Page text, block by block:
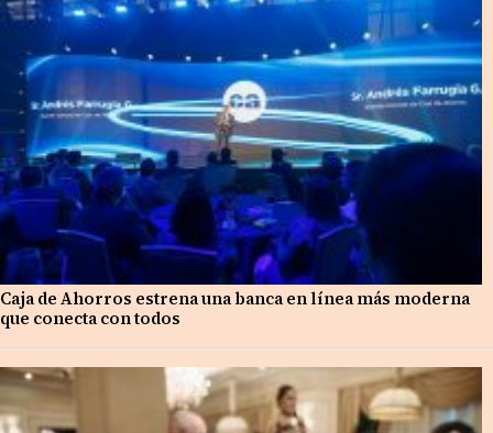
Caja de Ahorros estrena una banca en línea más moderna
que conecta con todos